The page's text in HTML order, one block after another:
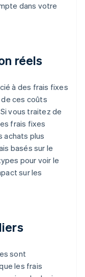
dans votre
réels
à des frais fixes
ces coûts
vous traitez de
frais fixes
achats plus
basés sur le
pour voir le
sur les
sont
les frais